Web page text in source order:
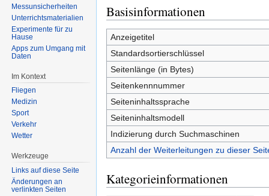
Zur
Navigation
springen
Zur
Suche
springen
Basisinformationen
Anzeigetitel
Standardsortierschlüssel
Seitenlänge (in Bytes)
Seitenkennnummer
Seiteninhaltssprache
Seiteninhaltsmodell
Indizierung durch Suchmaschinen
Anzahl der Weiterleitungen zu dieser
Kategorieinformationen
Messunsicherheiten
Unterrichtsmaterialien
Experimente für zu
Hause
Apps zum Umgang mit
Daten
Im Kontext
Fliegen
Medizin
Sport
Verkehr
Wetter
Werkzeuge
Links auf diese Seite
Änderungen an
verlinkten Seiten